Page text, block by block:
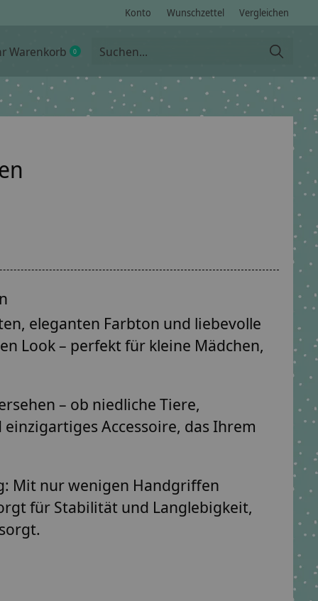
Konto Wunschzettel Vergleichen
Warenkorb 0items
eleganten Farbton und liebevolle
Look – perfekt für kleine Mädchen,
– ob niedliche Tiere,
Accessoire, das Ihrem
Mit nur wenigen Handgriffen
für Stabilität und Langlebigkeit,